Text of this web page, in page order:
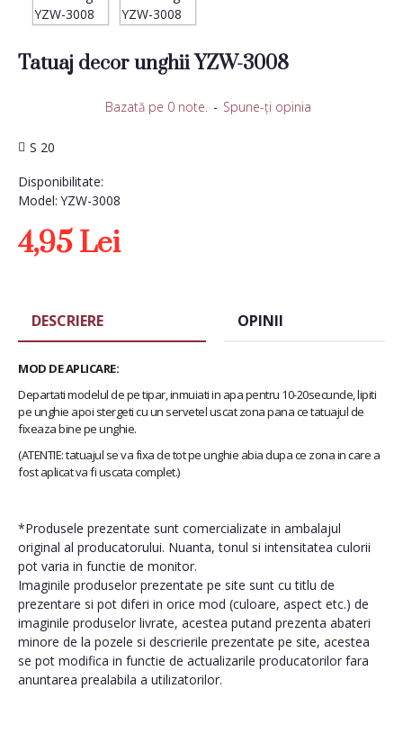
Tatuaj decor unghii YZW-3008
Disponibilitate:
Model: YZW-3008
S 20
Bazată pe 0 note. - Spune-ţi opinia
4,95 Lei
DESCRIERE OPINII
MOD DE APLICARE:
Departati modelul de pe tipar, inmuiati in apa pentru 10-20secunde, lipiti
pe unghie apoi stergeti cu un servetel uscat zona pana ce tatuajul de
fixeaza bine pe unghie.
(ATENTIE: tatuajul se va fixa de tot pe unghie abia dupa ce zona in care a
fost aplicat va fi uscata complet.)
*Produsele prezentate sunt comercializate in ambalajul
original al producatorului. Nuanta, tonul si intensitatea culorii
pot varia in functie de monitor.
Imaginile produselor prezentate pe site sunt cu titlu de
prezentare si pot diferi in orice mod (culoare, aspect etc.) de
imaginile produselor livrate, acestea putand prezenta abateri
minore de la pozele si descrierile prezentate pe site, acestea
se pot modifica in functie de actualizarile producatorilor fara
anuntarea prealabila a utilizatorilor.